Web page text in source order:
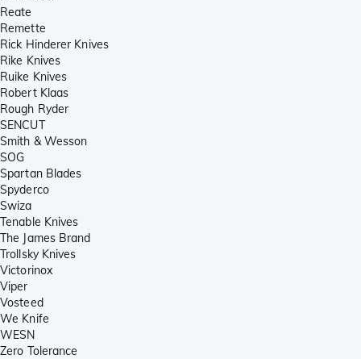
Reate
Remette
Rick Hinderer Knives
Rike Knives
Ruike Knives
Robert Klaas
Rough Ryder
SENCUT
Smith & Wesson
SOG
Spartan Blades
Spyderco
Swiza
Tenable Knives
The James Brand
Trollsky Knives
Victorinox
Viper
Vosteed
We Knife
WESN
Zero Tolerance